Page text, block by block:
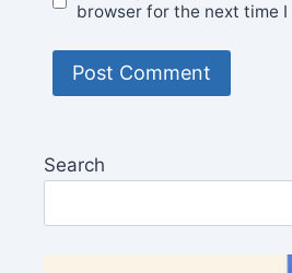
browser for the next time I
Search